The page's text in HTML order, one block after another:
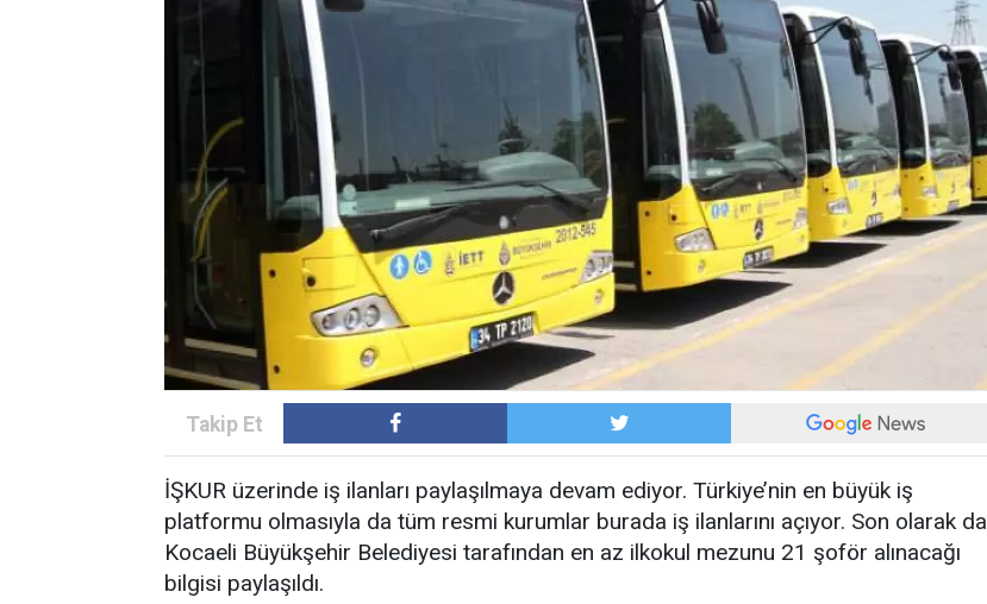
İŞKUR üzerinde iş ilanları paylaşılmaya devam ediyor. Türkiye’nin en büyük iş
platformu olmasıyla da tüm resmi kurumlar burada iş ilanlarını açıyor. Son olarak da
Kocaeli Büyükşehir Belediyesi tarafından en az ilkokul mezunu 21 şoför alınacağı
bilgisi paylaşıldı.